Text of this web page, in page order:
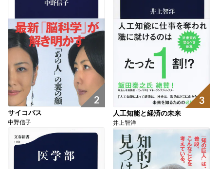
2
サイコパス
中野信子
3
人工知能と経済の未来
井上智洋